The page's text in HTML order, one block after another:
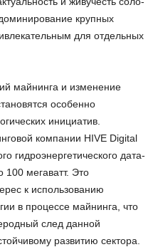
крупных
для отдельных
майнинга и изменение
особенно
инициатив.
компании HIVE Digital
гидроэнергетического дата-
мегаватт. Это
к использованию
в процессе майнинга, что
след данной
развитию сектора.